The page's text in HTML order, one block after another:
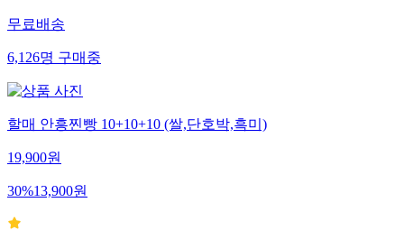
무료배송
6,126명 구매중
할매 안흥찐빵 10+10+10 (쌀,단호박,흑미)
19,900원
30%13,900원